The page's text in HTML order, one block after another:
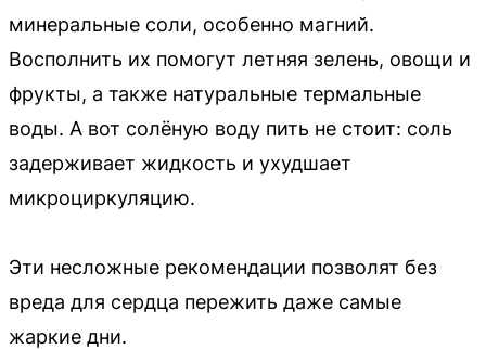
минеральные соли, особенно магний.
Восполнить их помогут летняя зелень, овощи и
фрукты, а также натуральные термальные
воды. А вот солёную воду пить не стоит: соль
задерживает жидкость и ухудшает
микроциркуляцию.
Эти несложные рекомендации позволят без
вреда для сердца пережить даже самые
жаркие дни.